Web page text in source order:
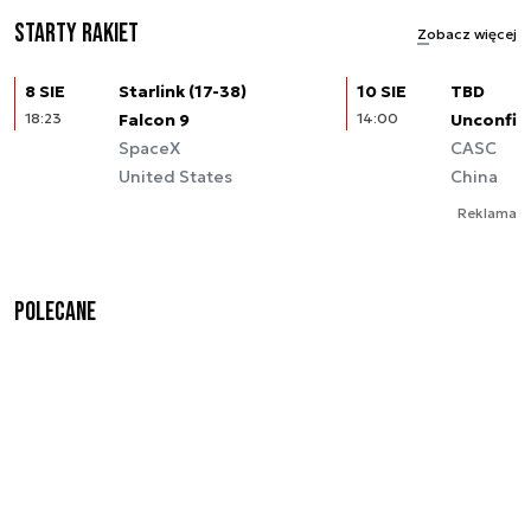
Starty rakiet Zobacz więcej
8 SIE
18:23
Starlink (17-38)
Falcon 9
SpaceX
United States
10 SIE
14:00
TBD
CASC
China
Reklama
Polecane